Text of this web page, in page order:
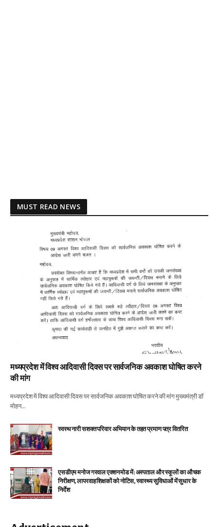
MUST READ NEWS
मध्यप्रदेश में विश्व आदिवासी दिवस पर सार्वजनिक अवकाश घोषित करने
की मांग
मध्यप्रदेश में विश्व आदिवासी दिवस पर सार्वजनिक अवकाश घोषित करने की मांग मुख्यमंत्री डॉ
मोहन…
स्वस्थ नारी सशक्त परिवार अभियान के तहत प्रमाण पत्र वितरित
एसडीएम मनोज गरवाल एक्शन मोड में: अस्पताल और स्कूलों का औचक
निरीक्षण, लापरवाह शिक्षकों को नोटिस, स्वास्थ्य सुविधाओं में सुधार के
निर्देश